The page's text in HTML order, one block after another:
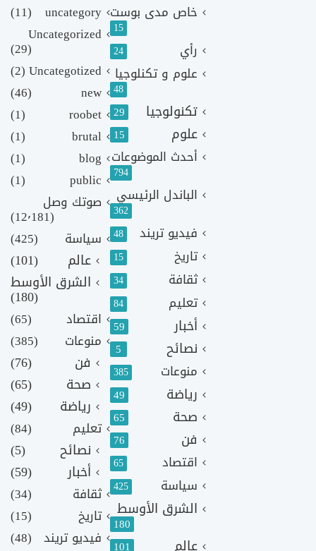
خاص مدى بوست
15
رأي 24
علوم و تكنلوجيا
48
تكنولوجيا 29
علوم 15
أحدث الموضوعات
794
الباندل الرئيسي
362
فيديو تريند 48
تاريخ 15
ثقافة 34
تعليم 84
أخبار 59
نصائح 5
منوعات 385
رياضة 49
صحة 65
فن 76
اقتصاد 65
سياسة 425
الشرق الأوسط
180
101
uncategory
(11)
Uncategorized
(29)
Uncategotized
(2)
new
(46)
roobet
(1)
brutal
(1)
blog
(1)
public
(1)
صوتك وصل
(12٬181)
سياسة
(425)
عالم
(101)
الشرق الأوسط
(180)
اقتصاد
(65)
منوعات
(385)
فن
(76)
صحة
(65)
رياضة
(49)
تعليم (84)
نصائح
(5)
أخبار
(59)
ثقافة
(34)
تاريخ
(15)
فيديو تريند (48)